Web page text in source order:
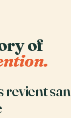
of
revient